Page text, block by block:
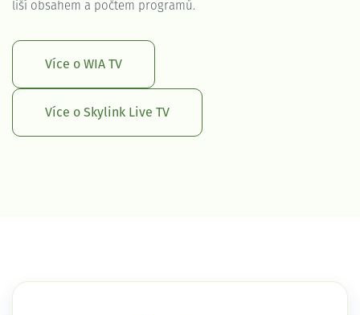
liší obsahem a počtem programů.
Více o WIA TV
Více o Skylink Live TV